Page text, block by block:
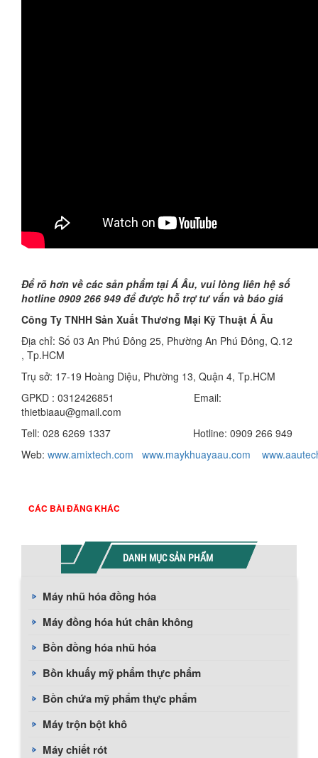
Để rõ hơn về các sản phẩm tại Á Âu, vui lòng liên hệ số
hotline 0909 266 949 để được hỗ trợ tư vấn và báo giá
Công Ty TNHH Sản Xuất Thương Mại Kỹ Thuật Á Âu
Địa chỉ: Số 03 An Phú Đông 25, Phường An Phú Đông, Q.12
, Tp.HCM
Trụ sở: 17-19 Hoàng Diệu, Phường 13, Quận 4, Tp.HCM
GPKD : 0312426851 Email:
thietbiaau@gmail.com
Tell: 028 6269 1337 Hotline: 0909 266 949
Web: www.amixtech.com www.maykhuayaau.com www.
CÁC BÀI ĐĂNG KHÁC
DANH MỤC SẢN PHẨM
Máy nhũ hóa đồng hóa
Máy đồng hóa hút chân không
Bồn đồng hóa nhũ hóa
Bồn khuấy mỹ phẩm thực phẩm
Bồn chứa mỹ phẩm thực phẩm
Máy trộn bột khô
Máy chiết rót